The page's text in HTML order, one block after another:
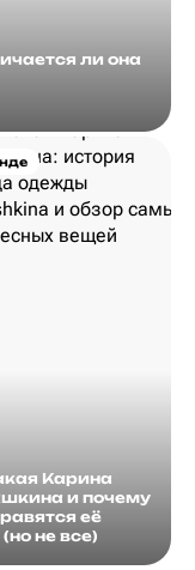
ли она
Карина
и почему
её
не все)